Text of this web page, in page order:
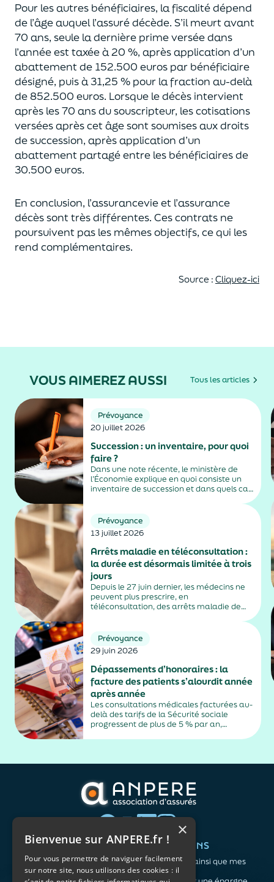
Pour les autres bénéficiaires, la fiscalité dépend
de l’âgeauquell’assuré décède. S’il meurt avant
70 ans, seule la dernière prime versée dans
l’année esttaxée à 20 %, après application d’un
abattement de 152.500 euros par bénéficiaire
désigné, puis à 31,25 % pour la fraction au-delà
de852.500 euros. Lorsque le décès intervient
après les 70 ans du souscripteur, les cotisations
versées après cet âge sont soumises aux droits
de succession, après application d’un
abattement partagé entre les bénéficiaires de
30.500 euros.
En conclusion, l’assurancevie et l’assurance
décès sont très différentes. Ces contrats ne
poursuivent pas les mêmes objectifs, ce qui les
rend complémentaires.
Source : Cliquez-ici
VOUS AIMEREZ AUSSI Tous les articles
Prévoyance
20 juillet 2026
Succession : un inventaire, pour quoi
faire ?
Dans une note récente, le ministère de
l’Économie explique en quoi consiste un
inventaire de succession et dans quels cas
Prévoyance
13 juillet 2026
Arrêts maladie en téléconsultation :
la durée est désormais limitée à trois
jours
Depuis le 27 juin dernier, les médecins ne
peuvent plus prescrire, en
téléconsultation, des arrêts maladie de
sociales et fiscales, s'inscrit dans un
durcissement plus...
Prévoyance
29 juin 2026
Dépassements d’honoraires : la
facture des patients s’alourdit année
après année
Les consultations médicales facturées au-
delà des tarifs de la Sécurité sociale
progressent de plus de 5 % par an,
alimentés par la montée en puissance des
QUI SOMMES-NOUS ?
L'association
Notre organisation
VOS BESOINS
Me protéger ainsi que mes
proches
×
Bienvenue sur ANPERE.fr !
Pour vous permettre de naviguer facilement
sur notre site, nous utilisons des cookies : il